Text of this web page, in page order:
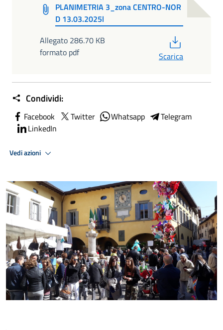
PLANIMETRIA 3_zona CENTRO-NOR
D 13.03.2025l
Allegato 286.70 KB
formato pdf
Scarica
Condividi:
Facebook Twitter Whatsapp
Telegram
LinkedIn
Vedi azioni